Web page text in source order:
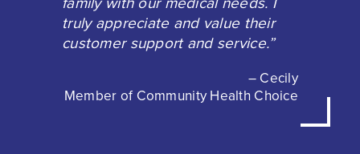
truly appreciate and value their
customer support and service.”
– Cecily
Member of Community Health Choice